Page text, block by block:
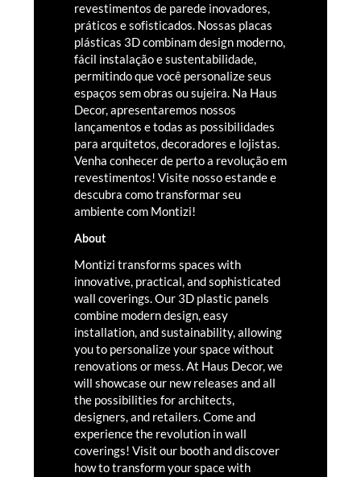
revestimentos de parede inovadores,
práticos e sofisticados. Nossas placas
plásticas 3D combinam design moderno,
fácil instalação e sustentabilidade,
permitindo que você personalize seus
espaços sem obras ou sujeira. Na Haus
Decor, apresentaremos nossos
lançamentos e todas as possibilidades
para arquitetos, decoradores e lojistas.
Venha conhecer de perto a revolução em
revestimentos! Visite nosso estande e
descubra como transformar seu
ambiente com Montizi!
About
Montizi transforms spaces with
innovative, practical, and sophisticated
wall coverings. Our 3D plastic panels
combine modern design, easy
installation, and sustainability, allowing
you to personalize your space without
renovations or mess. At Haus Decor, we
will showcase our new releases and all
the possibilities for architects,
designers, and retailers. Come and
experience the revolution in wall
coverings! Visit our booth and discover
how to transform your space with